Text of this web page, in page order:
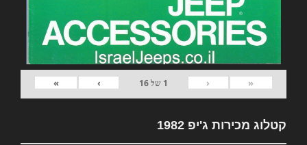
«
‹
1 של16
›
»
קטלוג מכירות ג'יפ 1982